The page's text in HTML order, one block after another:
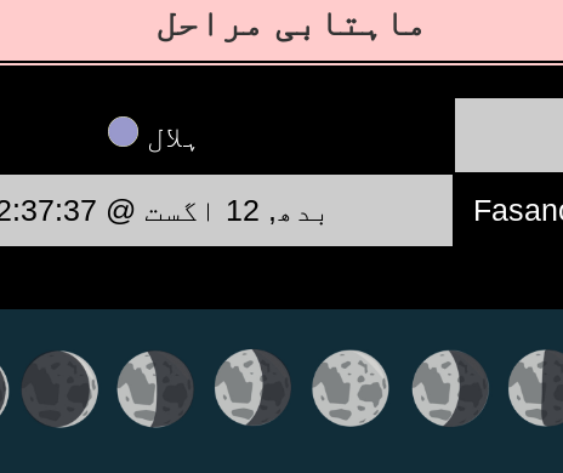
ماہتابی مراحل
ہلال
بدھ, 12 اگست @ 12:37:37